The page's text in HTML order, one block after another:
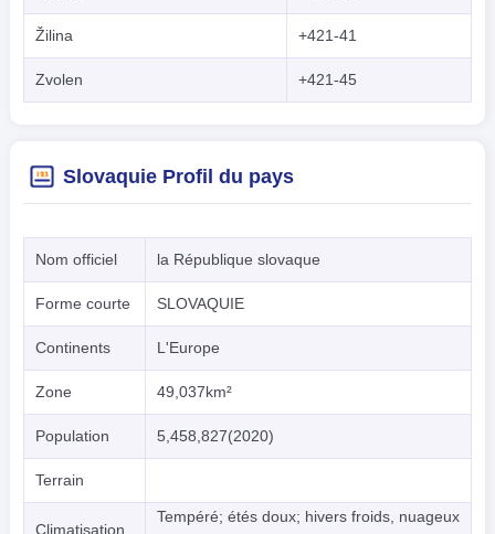
Žilina +421-41
Zvolen +421-45
Slovaquie Profil du pays
Nom officiel la République slovaque
Forme courte SLOVAQUIE
Continents L'Europe
Zone 49,037km²
Population 5,458,827(2020)
Terrain
Climatisation
Tempéré; étés doux; hivers froids, nuageux